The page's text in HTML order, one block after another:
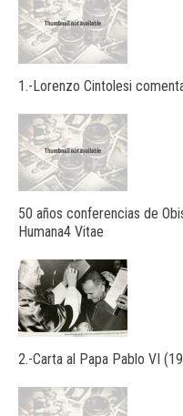
1.-Lorenzo Cintolesi
50 años conferencias de
Humana4 Vitae
2.-Carta al Papa Pablo VI